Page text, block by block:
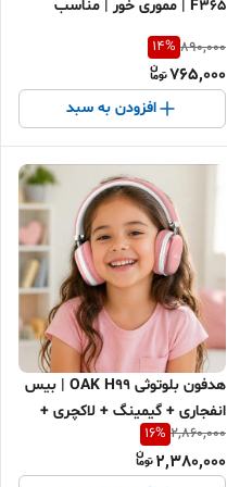
F365 | مموری خور | مناسب
ورزش، باشگاه و هدیه
890,000
14%
765,000
افزودن به سبد
هدفون بلوتوثی OAK H99 | بیس
انفجاری + گیمینگ + لاکچری +
اقساط
2,860,000
16%
2,380,000